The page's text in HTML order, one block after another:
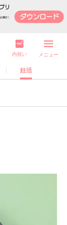
妊活
内祝い メニュー